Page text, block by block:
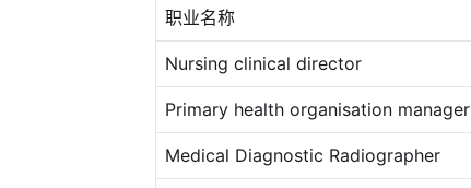
职业名称
Nursing clinical director
Primary health organisation manager
Medical Diagnostic Radiographer